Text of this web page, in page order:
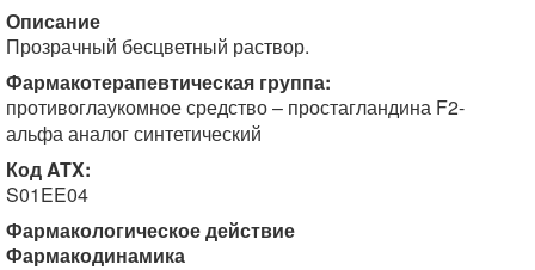
Описание
Прозрачный бесцветный раствор.
Фармакотерапевтическая группа:
противоглаукомное средство – простагландина F2-
альфа аналог синтетический
Код ATX:
S01EE04
Фармакологическое действие
Фармакодинамика